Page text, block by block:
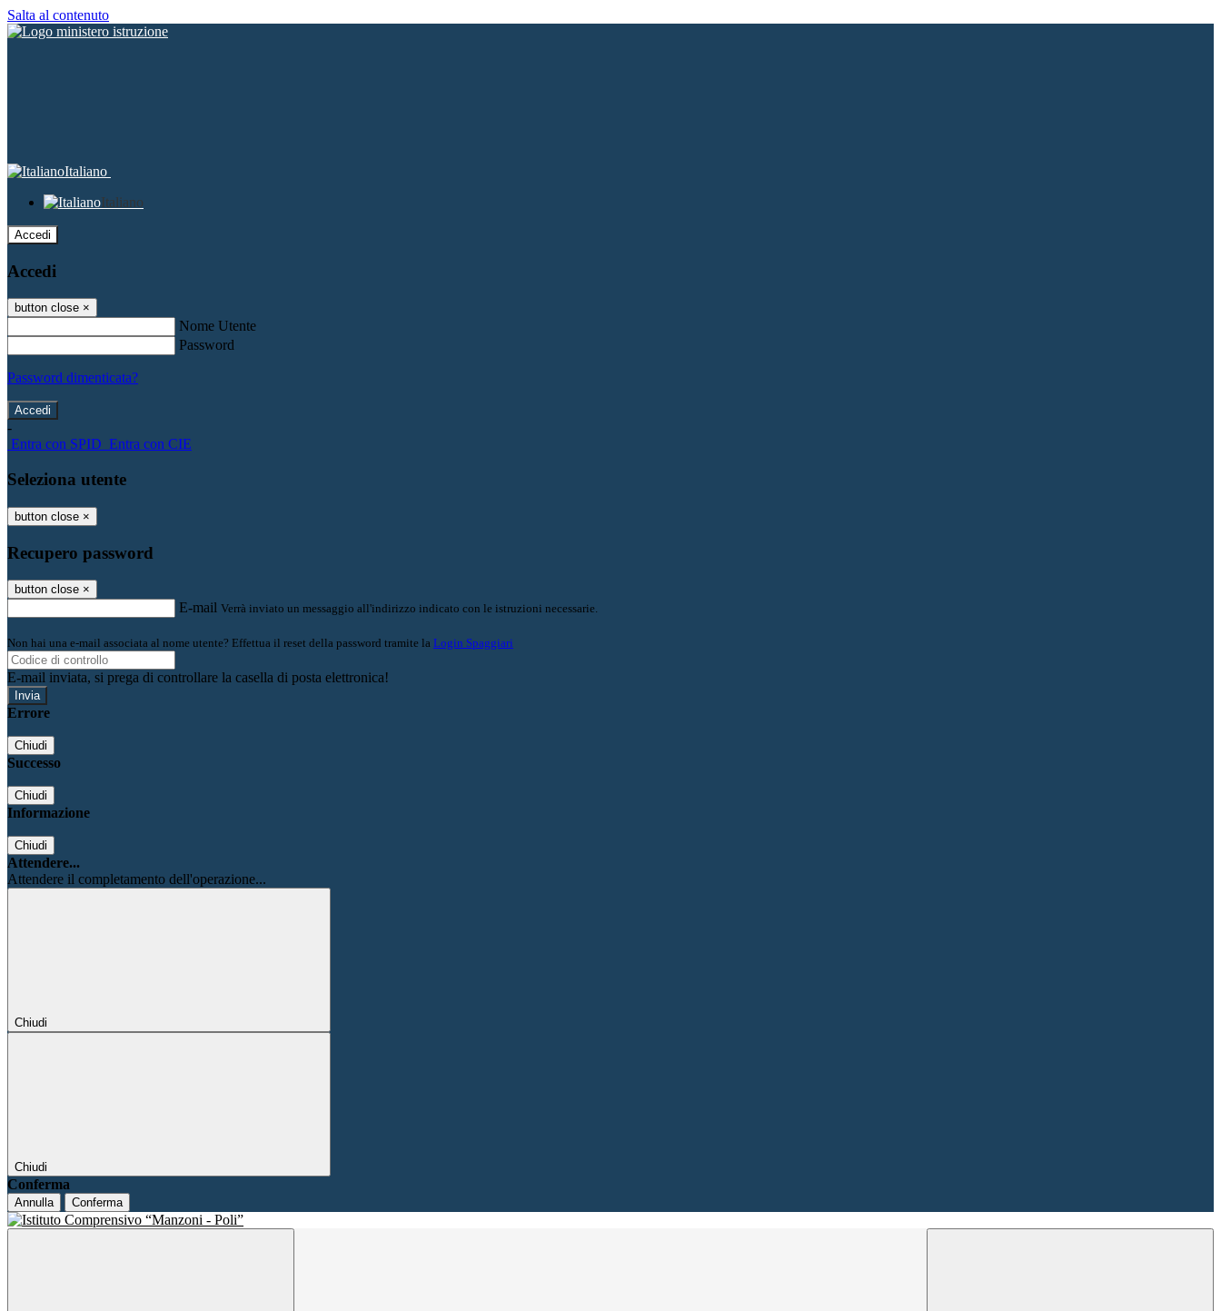
Salta al contenuto
Italiano
Italiano
Accedi
Accedi
button close ×
Nome Utente
Password
Password dimenticata?
-
Entra con SPID Entra con CIE
Seleziona utente
button close ×
Recupero password
button close ×
E-mail Verrà inviato un messaggio all'indirizzo indicato con le istruzioni necessarie.
Non hai una e-mail associata al nome utente? Effettua il reset della password tramite la Login Spaggiari
E-mail inviata, si prega di controllare la casella di posta elettronica!
Errore
Chiudi
Successo
Chiudi
Informazione
Chiudi
Attendere...
Attendere il completamento dell'operazione...
Chiudi
Chiudi
Conferma
Annulla Conferma